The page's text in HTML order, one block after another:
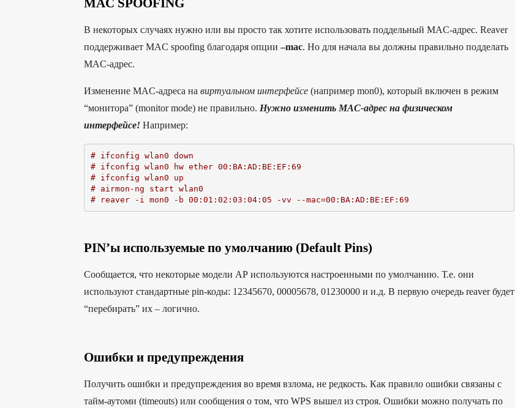
MAC SPOOFING
В некоторых случаях нужно или вы просто так хотите использовать поддельный MAC-адрес. Reaver
поддерживает MAC spoofing благодаря опции –mac. Но для начала вы должны правильно подделать
MAC-адрес.
Изменение MAC-адреса на виртуальном интерфейсе (например mon0), который включен в режим
“монитора” (monitor mode) не правильно. Нужно изменить MAC-адрес на физическом
интерфейсе! Например:
# ifconfig wlan0 down
# ifconfig wlan0 hw ether 00:BA:AD:BE:EF:69
# ifconfig wlan0 up
# airmon-ng start wlan0
# reaver -i mon0 -b 00:01:02:03:04:05 -vv --mac=00:BA:AD:BE:EF:69
PIN’ы используемые по умолчанию (Default Pins)
Сообщается, что некоторые модели АР используются настроенными по умолчанию. Т.е. они
используют стандартные pin-коды: 12345670, 00005678, 01230000 и и.д. В первую очередь reaver будет
“перебирать” их – логично.
Ошибки и предупреждения
Получить ошибки и предупреждения во время взлома, не редкость. Как правило ошибки связаны с
тайм-аутоми (timeouts) или сообщения о том, что WPS вышел из строя. Ошибки можно получать по